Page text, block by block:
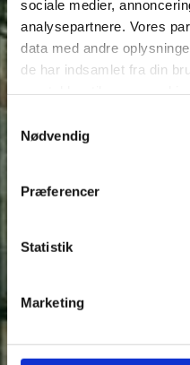
sociale medier,
analysepartnere. Vores
data med andre
de har indsamlet fra din
Nødvendig
Præferencer
Statistik
Marketing